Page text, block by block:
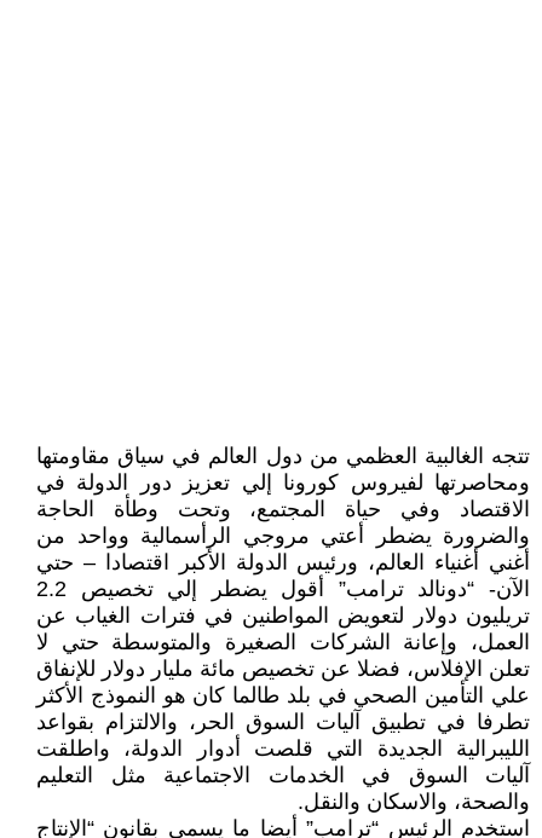
تتجه الغالبية العظمي من دول العالم في سياق مقاومتها
ومحاصرتها لفيروس كورونا إلي تعزيز دور الدولة في
الاقتصاد وفي حياة المجتمع، وتحت وطأة الحاجة
والضرورة يضطر أعتي مروجي الرأسمالية وواحد من
أغني أغنياء العالم، ورئيس الدولة الأكبر اقتصادا – حتي
الآن- “دونالد ترامب” أقول يضطر إلي تخصيص 2.2
تريليون دولار لتعويض المواطنين في فترات الغياب عن
العمل، وإعانة الشركات الصغيرة والمتوسطة حتي لا
تعلن الإفلاس، فضلا عن تخصيص مائة مليار دولار للإنفاق
علي التأمين الصحي في بلد طالما كان هو النموذج الأكثر
تطرفا في تطبيق آليات السوق الحر، والالتزام بقواعد
الليبرالية الجديدة التي قلصت أدوار الدولة، واطلقت
آليات السوق في الخدمات الاجتماعية مثل التعليم
والصحة، والاسكان والنقل.
استخدم الرئيس “ترامب” أيضا ما يسمي بقانون “الإنتاج